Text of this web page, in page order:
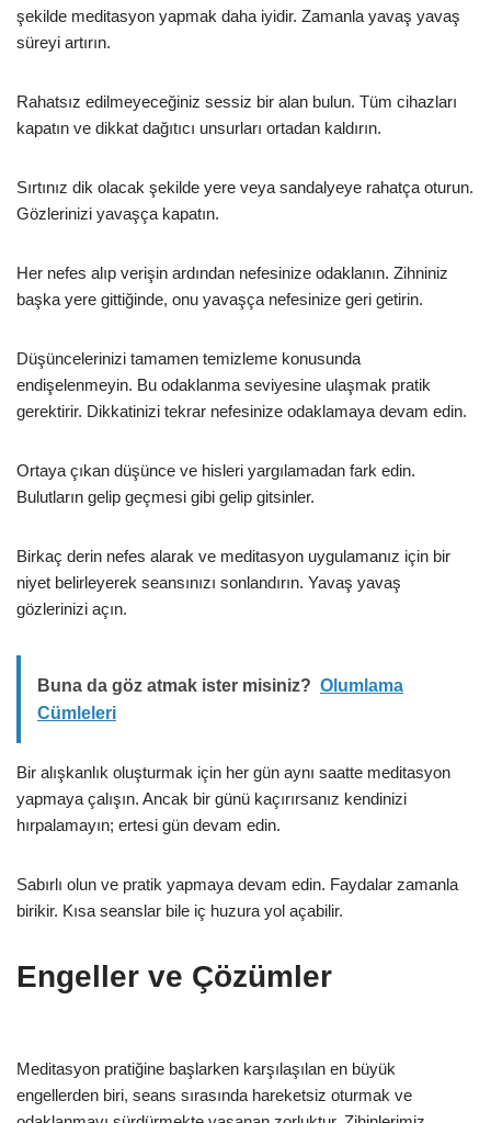
şekilde meditasyon yapmak daha iyidir. Zamanla yavaş yavaş
süreyi artırın.
Rahatsız edilmeyeceğiniz sessiz bir alan bulun. Tüm cihazları
kapatın ve dikkat dağıtıcı unsurları ortadan kaldırın.
Sırtınız dik olacak şekilde yere veya sandalyeye rahatça oturun.
Gözlerinizi yavaşça kapatın.
Her nefes alıp verişin ardından nefesinize odaklanın. Zihniniz
başka yere gittiğinde, onu yavaşça nefesinize geri getirin.
Düşüncelerinizi tamamen temizleme konusunda
endişelenmeyin. Bu odaklanma seviyesine ulaşmak pratik
gerektirir. Dikkatinizi tekrar nefesinize odaklamaya devam edin.
Ortaya çıkan düşünce ve hisleri yargılamadan fark edin.
Bulutların gelip geçmesi gibi gelip gitsinler.
Birkaç derin nefes alarak ve meditasyon uygulamanız için bir
niyet belirleyerek seansınızı sonlandırın. Yavaş yavaş
gözlerinizi açın.
Buna da göz atmak ister misiniz? Olumlama
Cümleleri
Bir alışkanlık oluşturmak için her gün aynı saatte meditasyon
yapmaya çalışın. Ancak bir günü kaçırırsanız kendinizi
hırpalamayın; ertesi gün devam edin.
Sabırlı olun ve pratik yapmaya devam edin. Faydalar zamanla
birikir. Kısa seanslar bile iç huzura yol açabilir.
Engeller ve Çözümler
Meditasyon pratiğine başlarken karşılaşılan en büyük
engellerden biri, seans sırasında hareketsiz oturmak ve